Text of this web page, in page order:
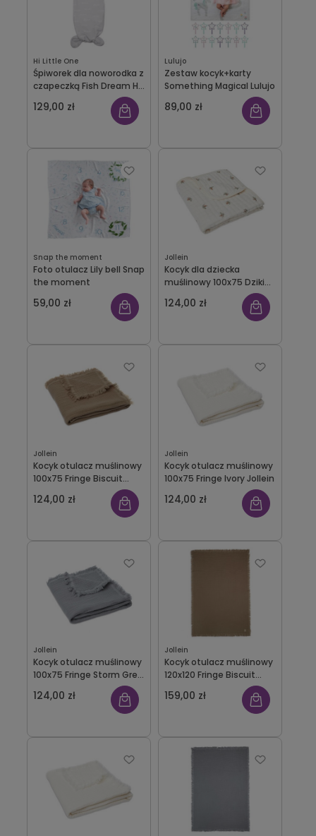
Hi Little One
Śpiworek dla noworodka z
czapeczką Fish Dream Hi
129,00 zł
Lulujo
Zestaw kocyk+karty
Something Magical Lulujo
89,00 zł
Snap the moment
Foto otulacz Lily bell Snap
the moment
59,00 zł
Jollein
Kocyk dla dziecka
muślinowy 100x75 Dzikie
Róże Rosehip Jollein
124,00 zł
Jollein
Kocyk otulacz muślinowy
100x75 Fringe Biscuit
124,00 zł
Jollein
Kocyk otulacz muślinowy
100x75 Fringe Ivory Jollein
124,00 zł
Jollein
Kocyk otulacz muślinowy
100x75 Fringe Storm Grey
124,00 zł
Jollein
Kocyk otulacz muślinowy
120x120 Fringe Biscuit
159,00 zł